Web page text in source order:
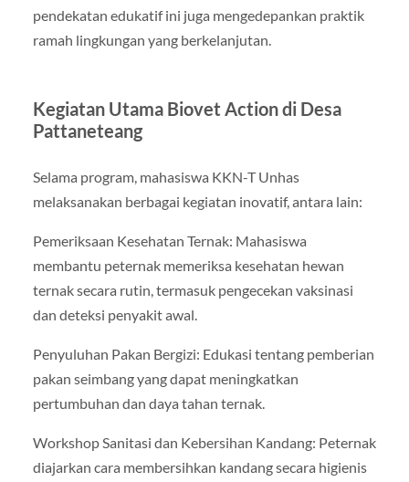
pendekatan edukatif ini juga mengedepankan praktik
ramah lingkungan yang berkelanjutan.
Kegiatan Utama Biovet Action di Desa
Pattaneteang
Selama program, mahasiswa KKN-T Unhas
melaksanakan berbagai kegiatan inovatif, antara lain:
Pemeriksaan Kesehatan Ternak: Mahasiswa
membantu peternak memeriksa kesehatan hewan
ternak secara rutin, termasuk pengecekan vaksinasi
dan deteksi penyakit awal.
Penyuluhan Pakan Bergizi: Edukasi tentang pemberian
pakan seimbang yang dapat meningkatkan
pertumbuhan dan daya tahan ternak.
Workshop Sanitasi dan Kebersihan Kandang: Peternak
diajarkan cara membersihkan kandang secara higienis